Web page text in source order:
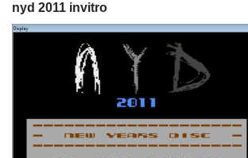
nyd 2011 invitro